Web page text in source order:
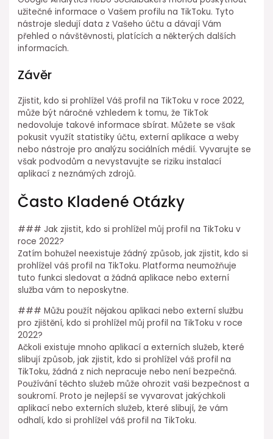
užitečné informace o Vašem profilu na TikToku. Tyto
nástroje sledují data z Vašeho účtu a dávají Vám
přehled o návštěvnosti, platících a některých dalších
informacích.
Závěr
Zjistit, kdo si prohlížel Váš profil na TikToku v roce 2022,
může být náročné vzhledem k tomu, že TikTok
nedovoluje takové informace sbírat. Můžete se však
pokusit využít statistiky účtu, externí aplikace a weby
nebo nástroje pro analýzu sociálních médií. Vyvarujte se
však podvodům a nevystavujte se riziku instalací
aplikací z neznámých zdrojů.
Často Kladené Otázky
### Jak zjistit, kdo si prohlížel můj profil na TikToku v
roce 2022?
Zatím bohužel neexistuje žádný způsob, jak zjistit, kdo si
prohlížel váš profil na TikToku. Platforma neumožňuje
tuto funkci sledovat a žádná aplikace nebo externí
služba vám to neposkytne.
### Můžu použít nějakou aplikaci nebo externí službu
pro zjištění, kdo si prohlížel můj profil na TikToku v roce
2022?
Ačkoli existuje mnoho aplikací a externích služeb, které
slibují způsob, jak zjistit, kdo si prohlížel váš profil na
TikToku, žádná z nich nepracuje nebo není bezpečná.
Používání těchto služeb může ohrozit vaši bezpečnost a
soukromí. Proto je nejlepší se vyvarovat jakýchkoli
aplikací nebo externích služeb, které slibují, že vám
odhalí, kdo si prohlížel váš profil na TikToku.